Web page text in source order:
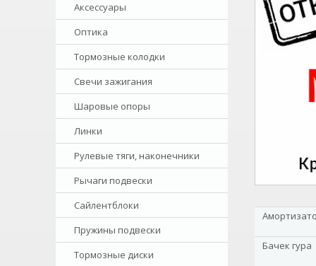
Аксессуары
Оптика
Тормозные колодки
Свечи зажигания
Шаровые опоры
Линки
Рулевые тяги, наконечники
Рычаги подвески
Сайлентблоки
Пружины подвески
Тормозные диски
Бачек гура